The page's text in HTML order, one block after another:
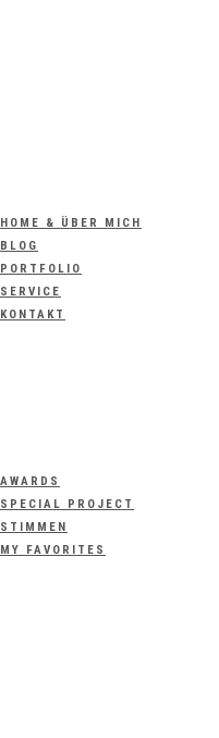
HOME & ÜBER MICH
BLOG
PORTFOLIO
SERVICE
KONTAKT
AWARDS
SPECIAL PROJECT
STIMMEN
MY FAVORITES